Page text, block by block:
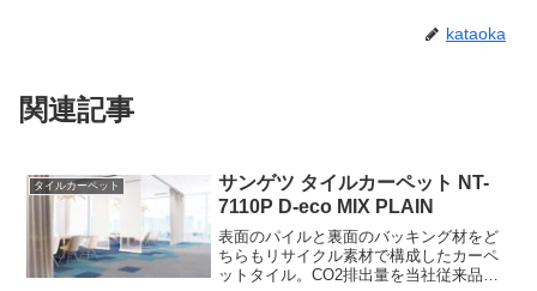
kataoka
関連記事
タイルカーペット
サンゲツ タイルカーペット NT-
7110P D-eco MIX PLAIN
表面のパイルと裏面のバッキング材をど
ちらもリサイクル素材で構成したカーペ
ットタイル。CO2排出量を当社従来品と